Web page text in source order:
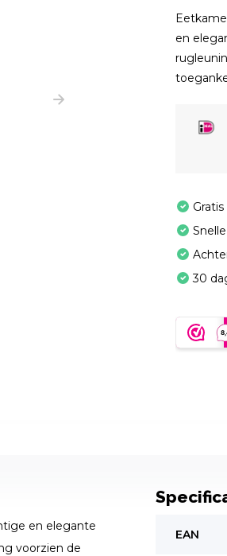
en
30
en elegante
voorzien de
EAN